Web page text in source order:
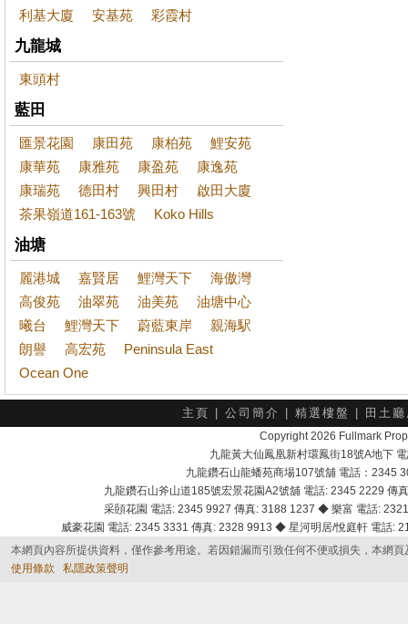
利基大廈 安基苑 彩霞村
九龍城
東頭村
藍田
匯景花園 康田苑 康柏苑
鯉安苑
康華苑
康雅苑 康盈苑
康逸苑
康瑞苑
德田村 興田村
啟田大廈
茶果嶺道161-163號
Koko Hills
油塘
麗港城 嘉賢居 鯉灣天下
海傲灣
高俊苑
油翠苑 油美苑
油塘中心
曦台
鯉灣天下 蔚藍東岸
親海駅
朗譽
高宏苑
Peninsula East
Ocean One
主頁 公司簡介 精選樓盤 田土
Copyright 2026 Fullmark
九龍黃大仙鳳凰新村環鳳街18號A地下
九龍鑽石山龍蟠苑商場107號舖 電話：2345
九龍鑽石山斧山道185號宏景花園A2號舖 電話: 2345 2229
采頣花園 電話: 2345 9927 傳真: 3188 1237 ◆ 樂富 電話:
威豪花園 電話: 2345 3331 傳真: 2328 9913 ◆ 星河明居/悅庭軒 電話
本網頁內容所提供資料，僅作參考用途。若因錯漏而引致任何不便或損失，本網
使用條款
私隱政策聲明